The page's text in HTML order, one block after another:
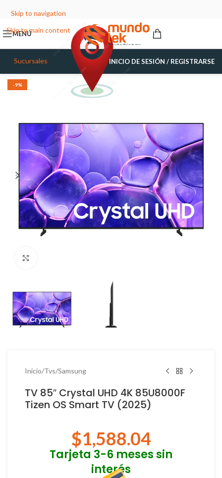
Skip to navigation
Skip to main content
MENÚ
Sucursales INICIO DE SESIÓN / REGISTRARSE
-9%
Inicio/Tvs/Samsung
TV 85″ Crystal UHD 4K 85U8000F
Tizen OS Smart TV (2025)
$1,588.04
Tarjeta 3-6 meses sin
interés